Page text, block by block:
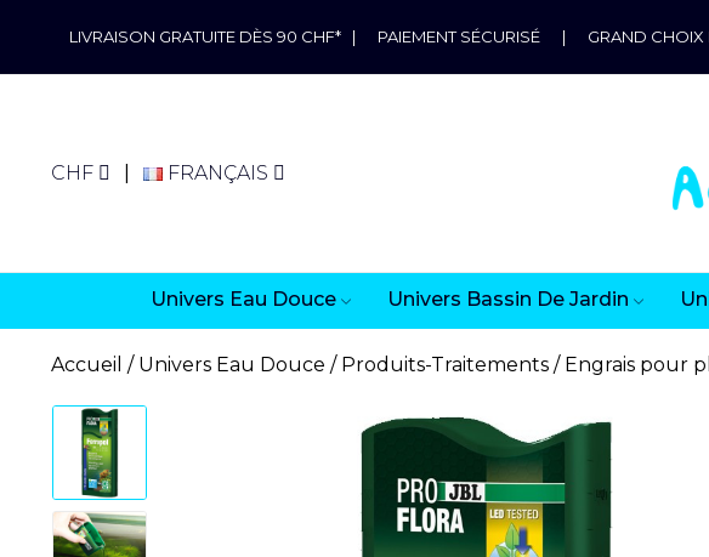
LIVRAISON GRATUITE DÈS 90 CHF* | PAIEMENT SÉCURISÉ | GRAND CHOIX
CHF FRANÇAIS
Univers Eau Douce Univers Bassin De Jardin
Accueil Univers Eau Douce Produits-Traitements Engrais pour